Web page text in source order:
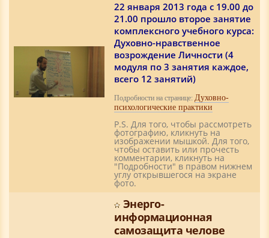
22 января 2013 года c 19.00 до
21.00 прошло второе занятие
комплексного учебного курса:
Духовно-нравственное
возрождение Личности (4
модуля по 3 занятия каждое,
всего 12 занятий)
Подробности на странице: Духовно-
психологические практики
P.S. Для того, чтобы рассмотреть
фотографию, кликнуть на
изображении мышкой. Для того,
чтобы оставить или прочесть
комментарии, кликнуть на
"Подробности" в правом нижнем
углу открывшегося на экране
фото.
Энерго-
информационная
самозащита челове